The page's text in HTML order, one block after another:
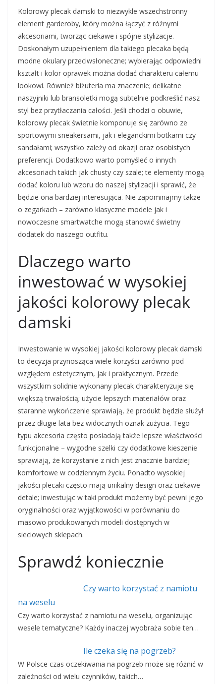
Kolorowy plecak damski to niezwykle wszechstronny
element garderoby, który można łączyć z różnymi
akcesoriami, tworząc ciekawe i spójne stylizacje.
Doskonałym uzupełnieniem dla takiego plecaka będą
modne okulary przeciwsłoneczne; wybierając odpowiedni
kształt i kolor oprawek można dodać charakteru całemu
lookowi. Również biżuteria ma znaczenie; delikatne
naszyjniki lub bransoletki mogą subtelnie podkreślić nasz
styl bez przytłaczania całości. Jeśli chodzi o obuwie,
kolorowy plecak świetnie komponuje się zarówno ze
sportowymi sneakersami, jak i eleganckimi botkami czy
sandałami; wszystko zależy od okazji oraz osobistych
preferencji. Dodatkowo warto pomyśleć o innych
akcesoriach takich jak chusty czy szale; te elementy mogą
dodać koloru lub wzoru do naszej stylizacji i sprawić, że
będzie ona bardziej interesująca. Nie zapominajmy także
o zegarkach – zarówno klasyczne modele jak i
nowoczesne smartwatche mogą stanowić świetny
dodatek do naszego outfitu.
Dlaczego warto
inwestować w wysokiej
jakości kolorowy plecak
damski
Inwestowanie w wysokiej jakości kolorowy plecak damski
to decyzja przynosząca wiele korzyści zarówno pod
względem estetycznym, jak i praktycznym. Przede
wszystkim solidnie wykonany plecak charakteryzuje się
większą trwałością; użycie lepszych materiałów oraz
staranne wykończenie sprawiają, że produkt będzie służył
przez długie lata bez widocznych oznak zużycia. Tego
typu akcesoria często posiadają także lepsze właściwości
funkcjonalne – wygodne szelki czy dodatkowe kieszenie
sprawiają, że korzystanie z nich jest znacznie bardziej
komfortowe w codziennym życiu. Ponadto wysokiej
jakości plecaki często mają unikalny design oraz ciekawe
detale; inwestując w taki produkt możemy być pewni jego
oryginalności oraz wyjątkowości w porównaniu do
masowo produkowanych modeli dostępnych w
sieciowych sklepach.
Sprawdź koniecznie
Czy warto korzystać z namiotu
na weselu
Czy warto korzystać z namiotu na weselu, organizując
wesele tematyczne? Każdy inaczej wyobraża sobie ten…
Ile czeka się na pogrzeb?
W Polsce czas oczekiwania na pogrzeb może się różnić w
zależności od wielu czynników, takich…